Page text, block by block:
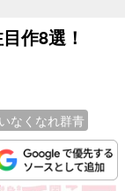
作8選！
いなくなれ群青